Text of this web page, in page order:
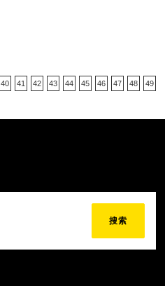
40 41 42 43 44 45 46 47 48 49
搜索